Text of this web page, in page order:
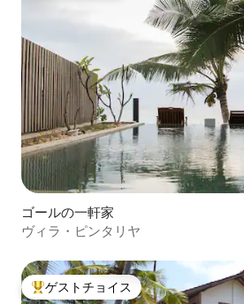
ゴールの一軒家
ヴィラ・ピンタリヤ
大好評のゲストチョイスです。
ゲストチョイス